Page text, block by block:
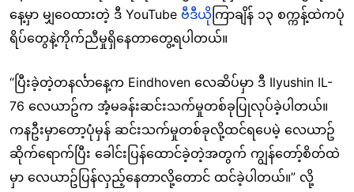
နေ့မှာ မျှဝေထားတဲ့ ဒီ YouTube ဗီဒီယို ကြာချိန် ၁၃ စက္ကန့်ထဲကပုံ
ရိပ်တွေနဲ့ကိုက်ညီမှုရှိနေတာတွေ့ရပါတယ်။
“ပြီးခဲ့တဲ့တနင်္လာနေ့က Eindhoven လေဆိပ်မှာ ဒီ Ilyushin IL-
76 လေယာဥ်က အံ့မခန်းဆင်းသက်မှုတစ်ခုပြုလုပ်ခဲ့ပါတယ်။
ကနဦးမှာတော့ပုံမှန် ဆင်းသက်မှုတစ်ခုလို့ထင်ရပေမဲ့ လေယာဥ်
ဆိုက်ရောက်ပြီး ခေါင်းပြန်ထောင်ခဲ့တဲ့အတွက် ကျွန်တော့်စိတ်ထဲ
မှာ လေယာဥ်ပြန်လှည့်နေတာလို့တောင် ထင်ခဲ့ပါတယ်။” လို့